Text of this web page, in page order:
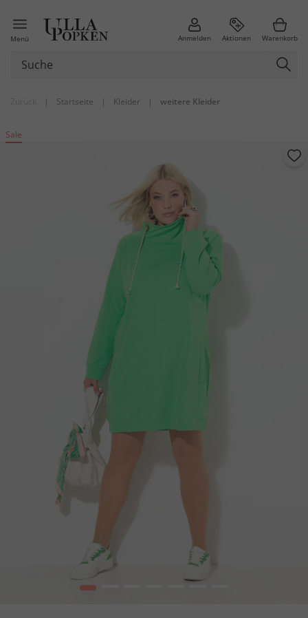
Menü Anmelden Aktionen Warenkorb
| Startseite | Kleider | weitere Kleider
Sale
1